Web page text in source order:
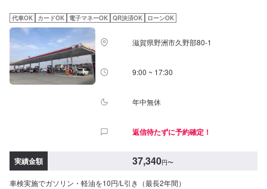
代車OK カードOK 電子マネーOK QR決済OK ローンOK
滋賀県野洲市久野部80-1
9:00 ~ 17:30
年中無休
返信待たずに予約確定！
実績金額 37,340円〜
車検実施でガソリン・軽油を10円/L引き（最長2年間）